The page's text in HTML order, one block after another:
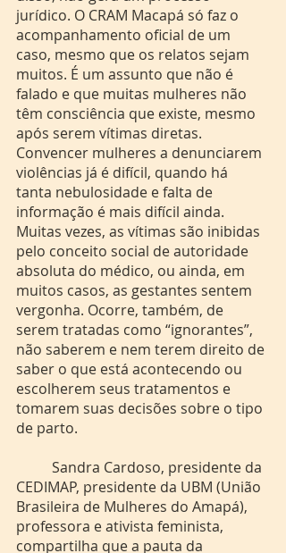
jurídico. O CRAM Macapá só faz o
acompanhamento oficial de um
caso, mesmo que os relatos sejam
muitos. É um assunto que não é
falado e que muitas mulheres não
têm consciência que existe, mesmo
após serem vítimas diretas.
Convencer mulheres a denunciarem
violências já é difícil, quando há
tanta nebulosidade e falta de
informação é mais difícil ainda.
Muitas vezes, as vítimas são inibidas
pelo conceito social de autoridade
absoluta do médico, ou ainda, em
muitos casos, as gestantes sentem
vergonha. Ocorre, também, de
serem tratadas como “ignorantes”,
não saberem e nem terem direito de
saber o que está acontecendo ou
escolherem seus tratamentos e
tomarem suas decisões sobre o tipo
de parto.
CEDIMAP, presidente da UBM (União
Brasileira de Mulheres do Amapá),
professora e ativista feminista,
compartilha que a pauta da